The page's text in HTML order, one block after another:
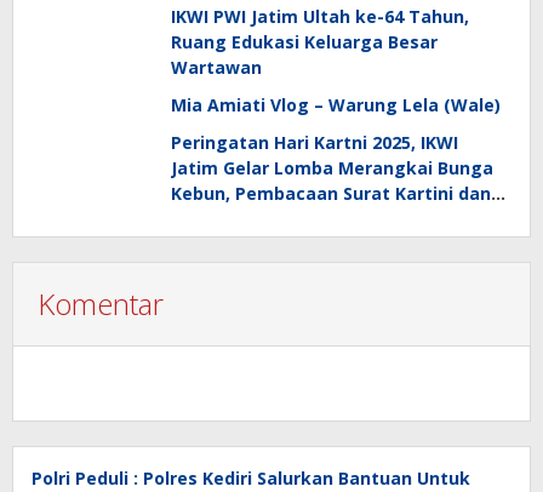
IKWI PWI Jatim Ultah ke-64 Tahun,
Ruang Edukasi Keluarga Besar
Wartawan
Mia Amiati Vlog – Warung Lela (Wale)
Peringatan Hari Kartni 2025, IKWI
Jatim Gelar Lomba Merangkai Bunga
Kebun, Pembacaan Surat Kartini dan
Komentar
Polri Peduli : Polres Kediri Salurkan Bantuan Untuk